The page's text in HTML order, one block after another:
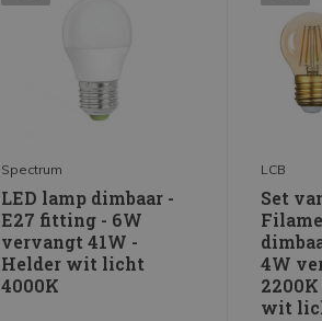
Spectrum
LED lamp dimbaar -
E27 fitting - 6W
vervangt 41W -
Helder wit licht
4000K
LCB
Set
4W
wit